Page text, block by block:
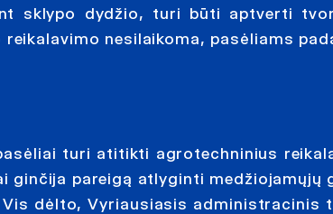
sklypo dydžio, turi būti aptverti
nesilaikoma, pasėliams
turi atitikti agrotechninius
ginčija pareigą atlyginti medžiojamųjų
dėlto, Vyriausiasis administracinis